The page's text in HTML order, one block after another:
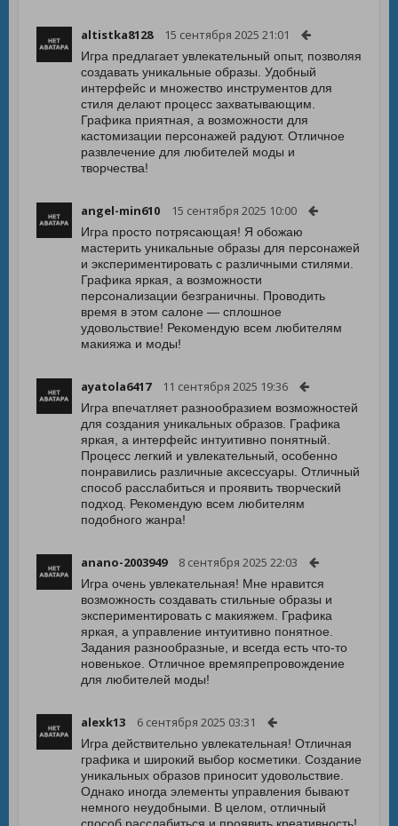
altistka8128 15 сентября 2025 21:01
Игра предлагает увлекательный опыт, позволяя
создавать уникальные образы. Удобный
интерфейс и множество инструментов для
стиля делают процесс захватывающим.
Графика приятная, а возможности для
кастомизации персонажей радуют. Отличное
развлечение для любителей моды и
творчества!
angel-min610 15 сентября 2025 10:00
Игра просто потрясающая! Я обожаю
мастерить уникальные образы для персонажей
и экспериментировать с различными стилями.
Графика яркая, а возможности
персонализации безграничны. Проводить
время в этом салоне — сплошное
удовольствие! Рекомендую всем любителям
макияжа и моды!
ayatola6417 11 сентября 2025 19:36
Игра впечатляет разнообразием возможностей
для создания уникальных образов. Графика
яркая, а интерфейс интуитивно понятный.
Процесс легкий и увлекательный, особенно
понравились различные аксессуары. Отличный
способ расслабиться и проявить творческий
подход. Рекомендую всем любителям
подобного жанра!
anano-2003949 8 сентября 2025 22:03
Игра очень увлекательная! Мне нравится
возможность создавать стильные образы и
экспериментировать с макияжем. Графика
яркая, а управление интуитивно понятное.
Задания разнообразные, и всегда есть что-то
новенькое. Отличное времяпрепровождение
для любителей моды!
alexk13 6 сентября 2025 03:31
Игра действительно увлекательная! Отличная
графика и широкий выбор косметики. Создание
уникальных образов приносит удовольствие.
Однако иногда элементы управления бывают
немного неудобными. В целом, отличный